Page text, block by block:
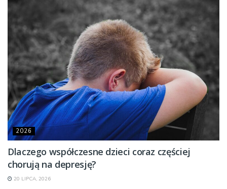
2026
Dlaczego współczesne dzieci coraz częściej
chorują na depresję?
20 LIPCA, 2026